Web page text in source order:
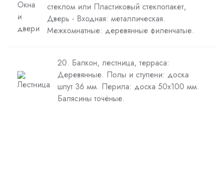
стеклом или Пластиковый стеклопакет,
Дверь - Входная: металлическая.
Межкомнатные: деревянные филенчатые.
20. Балкон, лестница, терраса:
Деревянные. Полы и ступени: доска
шпут 36 мм. Перила: доска 50х100 мм.
Балясины точёные.